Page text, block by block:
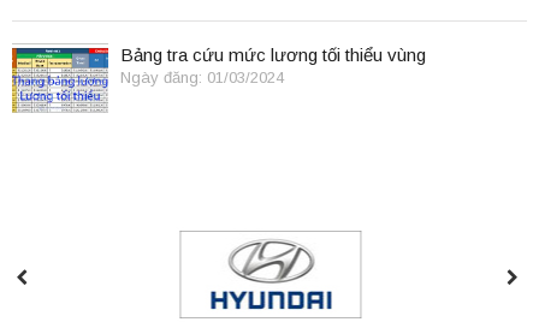
Bảng tra cứu mức lương tối thiểu vùng
Ngày đăng: 01/03/2024